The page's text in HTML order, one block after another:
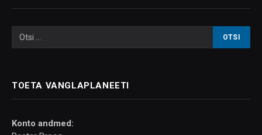
TOETA VANGLAPLANEETI
Konto andmed: